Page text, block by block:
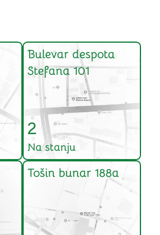
Bulevar despota
Stefana 101
2
Na stanju
Tošin bunar 188a